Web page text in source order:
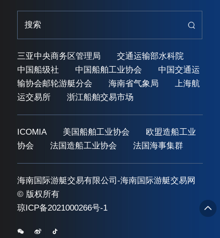
三亚中央商务区管理局
交通运输部水科院
中国船级社
中国船舶工业协会
中国交通运
输协会邮轮游艇分会
海南省气象局
上海航
运交易所
浙江船舶交易市场
ICOMIA 美国船舶工业协会
欧盟造船工业
协会
法国造船工业协会 法国海事集群
海南国际游艇交易有限公司-海南国际游艇交易网
© 版权所有
琼ICP备2021000266号-1